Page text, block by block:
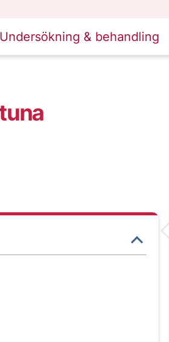
Undersökning & behandling